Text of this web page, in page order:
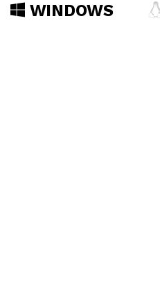
WINDOWS